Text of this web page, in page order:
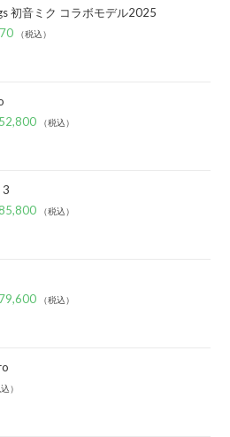
初音ミク コラボモデル2025
（税込）
52,800 （税込）
3
（税込）
79,600 （税込）
）